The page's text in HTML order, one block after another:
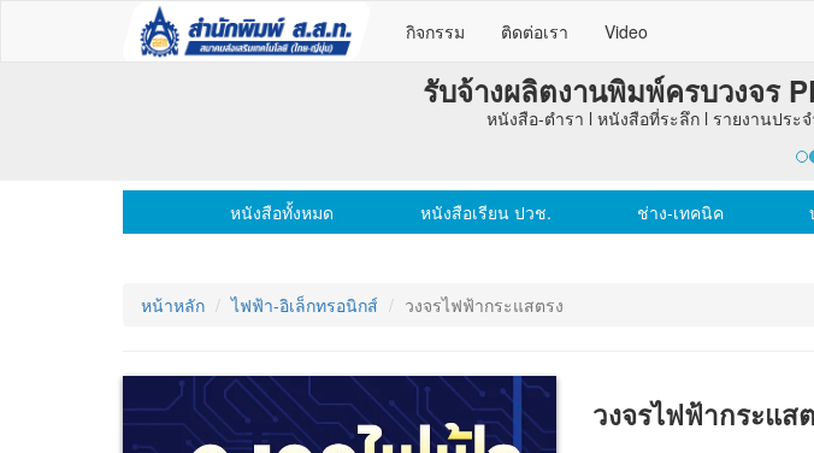
กิจกรรม ติดต่อเรา Video
รับจ้างผลิตงานพิมพ์ครบวงจร
หนังสือ-ตำรา l หนังสือที่ระลึก l รายงานปร
หนังสือทั้งหมด หนังสือเรียน ปวช. ช่าง-เทคนิค
หน้าหลัก ไฟฟ้า-อิเล็กทรอนิกส์ วงจรไฟฟ้ากระแสตรง
วงจรไฟฟ้ากระแส